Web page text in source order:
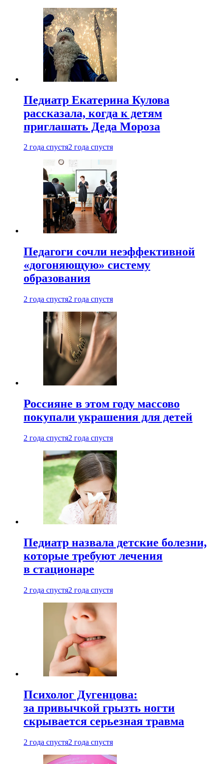
Педиатр Екатерина Кулова
рассказала, когда к детям
приглашать Деда Мороза
2 года спустя2 года спустя
Педагоги сочли неэффективной
«догоняющую» систему
образования
2 года спустя2 года спустя
Россияне в этом году массово
покупали украшения для детей
2 года спустя2 года спустя
Педиатр назвала детские болезни,
которые требуют лечения
в стационаре
2 года спустя2 года спустя
Психолог Дугенцова:
за привычкой грызть ногти
скрывается серьезная травма
2 года спустя2 года спустя